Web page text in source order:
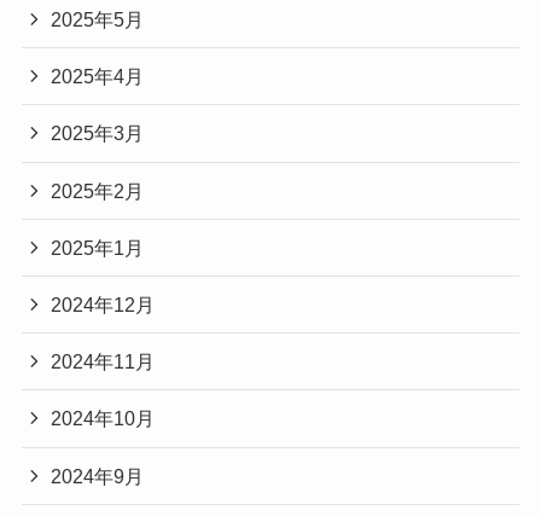
2025年5月
2025年4月
2025年3月
2025年2月
2025年1月
2024年12月
2024年11月
2024年10月
2024年9月